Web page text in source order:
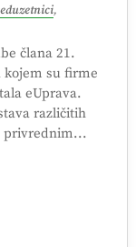
,
člana 21.
su firme
eUprava.
različitih
privrednim...